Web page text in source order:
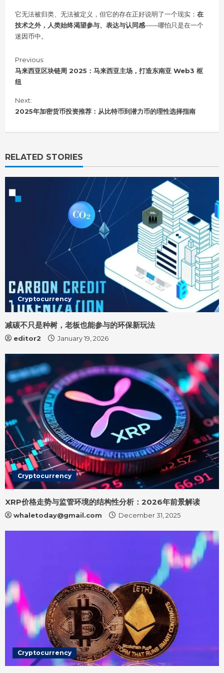
它无法被归类、无法被定义，但它的存在正好说明了一个现实： 在
技术之外，人类始终渴望参与、表达与认同感——哪怕只是在一个
迷因币中。
C
o
n
i
n
e
e
a
d
n
Previous:
马来西亚区块链周 2025：马来西亚主场，打造东南亚 Web3 枢
纽
Next:
2025年加密货币投资推荐：从比特币到潜力币的理性选择指南
RELATED STORIES
Cryptocurrency
减碳不只是种树，老板也能参与的环保新玩法
editor2 January 19, 2026
Cryptocurrency
XRP价格走势与监管环境的结构性分析：2026年前景解读
whaletoday@gmail.com December 31, 2025
Cryptocurrency